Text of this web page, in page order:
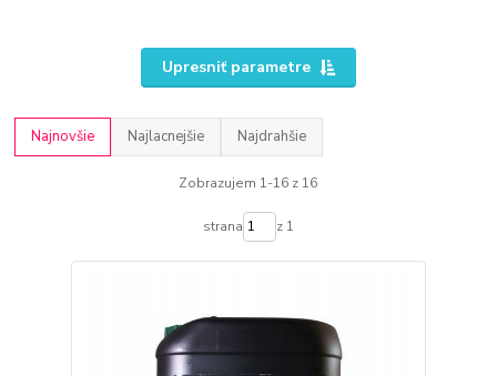
Upresniť parametre
Najnovšie Najlacnejšie Najdrahšie
Zobrazujem 1-16 z 16
strana z 1